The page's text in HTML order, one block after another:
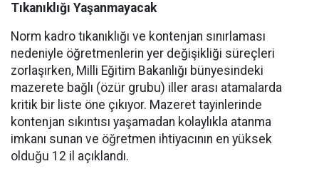
Tıkanıklığı Yaşanmayacak
Norm kadro tıkanıklığı ve kontenjan sınırlaması
nedeniyle öğretmenlerin yer değişikliği süreçleri
zorlaşırken, Milli Eğitim Bakanlığı bünyesindeki
mazerete bağlı (özür grubu) iller arası atamalarda
kritik bir liste öne çıkıyor. Mazeret tayinlerinde
kontenjan sıkıntısı yaşamadan kolaylıkla atanma
imkanı sunan ve öğretmen ihtiyacının en yüksek
olduğu 12 il açıklandı.